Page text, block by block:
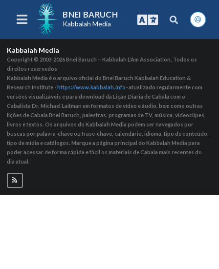
BNEI BARUCH
Kabbalah Media
Kabbalah Media
Copyright © 2003-2026Bnei Baruch – Kabbalah L’Am Association, Todos os
direitos reservedos
Kabbalah Media é o arquivo oficial do Bnei Baruch Kabbalah Education &
Research Institute -https://www.kabbalah.info- atualizado regularmente com
versões visualizáveis ​​e para download da Lição Diária de Cabala com o
Cabalista Dr. Michael Laitman em formatos de vídeo e áudio, bem como outras
lições de Cabala Bnei Baruch, palestras, programas de TV, música, videoclipes,
livros e textos. Os arquivos do Kabbalah Media podem ser navegados por
buscas por palavra-chave ou frase-chave, calendário, idioma, tipo de conteúdo,
tipo de mídia e catálogos. Marque a página principal do Kabbalah Media para
poder acessar de forma rápida e fácil os materiais de Cabala mais recentes do
dia atual.